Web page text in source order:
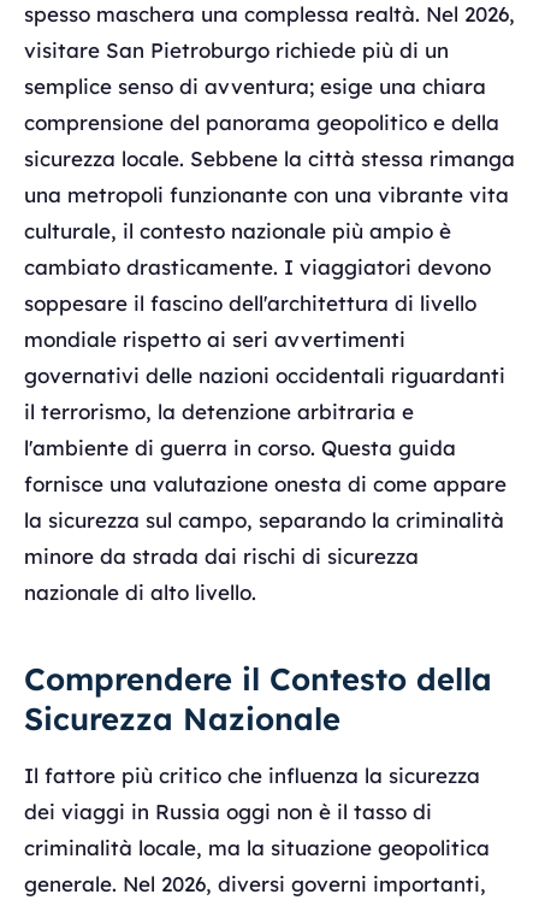
spesso maschera una complessa realtà. Nel 2026,
visitare San Pietroburgo richiede più di un
semplice senso di avventura; esige una chiara
comprensione del panorama geopolitico e della
sicurezza locale. Sebbene la città stessa rimanga
una metropoli funzionante con una vibrante vita
culturale, il contesto nazionale più ampio è
cambiato drasticamente. I viaggiatori devono
soppesare il fascino dell'architettura di livello
mondiale rispetto ai seri avvertimenti
governativi delle nazioni occidentali riguardanti
il terrorismo, la detenzione arbitraria e
l'ambiente di guerra in corso. Questa guida
fornisce una valutazione onesta di come appare
la sicurezza sul campo, separando la criminalità
minore da strada dai rischi di sicurezza
nazionale di alto livello.
Comprendere il Contesto della
Sicurezza Nazionale
Il fattore più critico che influenza la sicurezza
dei viaggi in Russia oggi non è il tasso di
criminalità locale, ma la situazione geopolitica
generale. Nel 2026, diversi governi importanti,